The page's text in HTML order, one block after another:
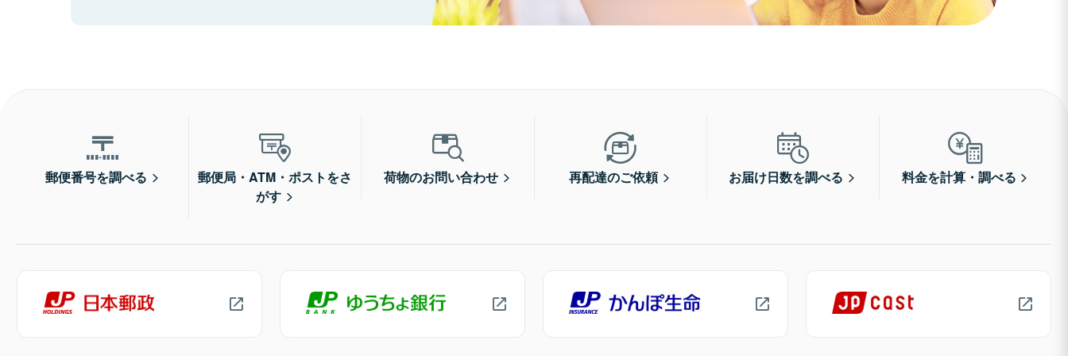
郵便番号を調べる
郵便局・ATM・ポストをさ
がす
荷物のお問い合わせ 再配達のご依頼 お届け日数を調べる 料金を計算・調べる